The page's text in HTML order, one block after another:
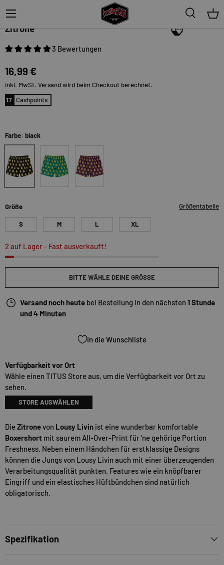
Suche
Menü
Lousy Livin
Zitrone
3 Bewertungen
16,99 €
inkl. MwSt. Versandwird beim Checkout berechnet.
17 Cashpoints
Farbe: black
Größe Größentabelle
S M L XL
2 auf Lager- Fast ausverkauft!
BITTE WÄHLE DEINE GRÖSSE
Versand noch heute bei Bestellung in den nächsten 1 Stunde
und 4 Minuten
In die Wunschliste
Verfügbarkeit vor Ort
Wähle einen TITUS Store aus, um die Verfügbarkeit vor Ort zu
sehen.
STORE AUSWÄHLEN
DieZitronevon Lousy Livin ist eine wunderbar komfortable
Boxershort mit saurem All-Over-Print für 'ne gehörige Portion
Freshness. Neben einem Händchen für erstklassige Designs
können die Jungs von Lousy Livin auch mit einer überzeugenden
Verarbeitungsqualität punkten. Features wie ein knöpfbarer
Eingriff und ein elastisches Hüftbündchen sind natürlich
obligatorisch.
Spezifikation